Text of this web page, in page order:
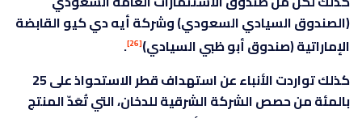
(الصندوق السيادي السعودي) وشركة أيه دي كيو القابضة
الإماراتية (صندوق أبو ظبي السيادي)[26]
.
كذلك تواردت الأنباء عن استهداف قطر الاستحواذ على 25
بالمئة من حصص الشركة الشرقية للدخان، التي تُعَدّ المنتج